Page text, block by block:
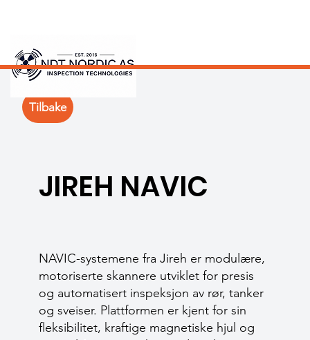
JIREH NAVIC
NAVIC-systemene fra Jireh er modulære,
motoriserte skannere utviklet for presis
og automatisert inspeksjon av rør, tanker
og sveiser. Plattformen er kjent for sin
fleksibilitet, kraftige magnetiske hjul og
Tilbake